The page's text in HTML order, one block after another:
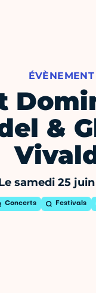
ÉVÈNEMENT
&
samedi 25
Concerts Festivals